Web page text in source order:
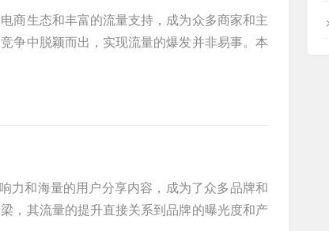
商生态和丰富的流量支持，成为众多商家和主
争中脱颖而出，实现流量的爆发并非易事。本
力和海量的用户分享内容，成为了众多品牌和
，其流量的提升直接关系到品牌的曝光度和产